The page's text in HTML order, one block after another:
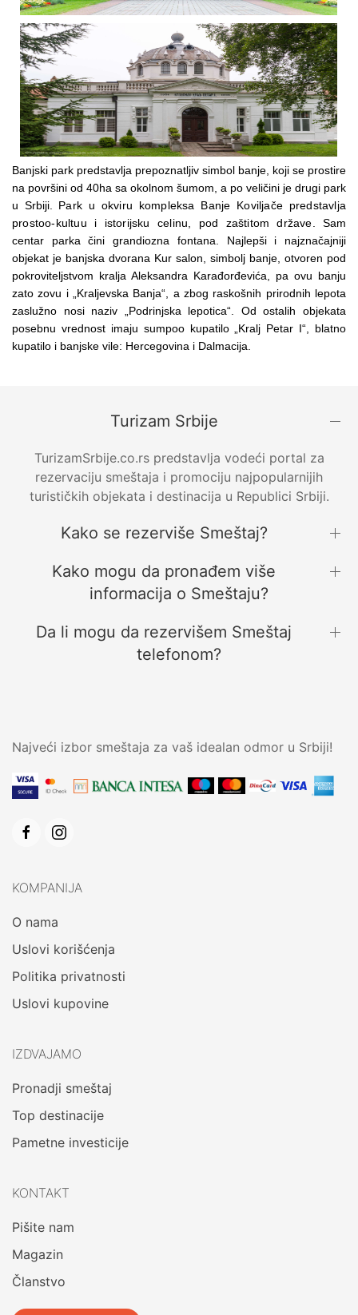
Banjski park predstavlja prepoznatljiv simbol banje, koji se prostire
na površini od 40ha sa okolnom šumom, a po veličini je drugi park
u Srbiji. Park u okviru kompleksa Banje Koviljače predstavlja
prostoo-kultuu i istorijsku celinu, pod zaštitom države.
Sam
centar parka čini grandiozna fontana. Najlepši i najznačajniji
objekat je banjska dvorana Kur salon, simbolj banje, otvoren pod
pokroviteljstvom kralja Aleksandra Karađorđevića, pa ovu banju
zato zovu i „Kraljevska Banja“, a zbog raskošnih prirodnih lepota
zaslužno nosi naziv „Podrinjska lepotica“. Od ostalih objekata
posebnu vrednost imaju sumpoo kupatilo „Kralj Petar I“, blatno
kupatilo i banjske vile: Hercegovina i Dalmacija.
Turizam Srbije
TurizamSrbije.co.rs predstavlja vodeći portal za
rezervaciju smeštaja i promociju najpopularnijih
turističkih objekata i destinacija u Republici Srbiji.
Kako se rezerviše Smeštaj?
Kako mogu da pronađem više
informacija o Smeštaju?
Da li mogu da rezervišem Smeštaj
telefonom?
Najveći izbor smeštaja za vaš idealan odmor u Srbiji!
KOMPANIJA
O nama
Uslovi korišćenja
Politika privatnosti
Uslovi kupovine
IZDVAJAMO
Pronadji smeštaj
Top destinacije
Pametne investicije
KONTAKT
Pišite nam
Magazin
Članstvo